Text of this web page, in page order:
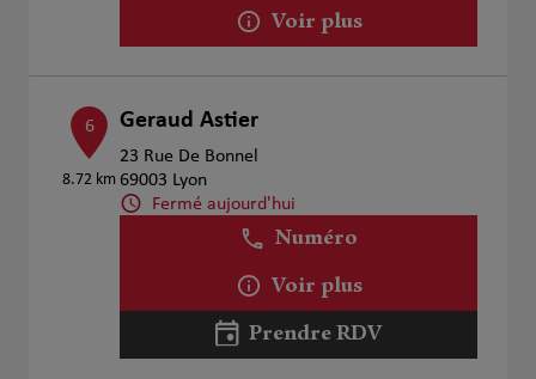
Voir plus
6
8.72 km
Geraud Astier
23 Rue De Bonnel
69003 Lyon
Fermé aujourd'hui
Numéro
Voir plus
Prendre RDV